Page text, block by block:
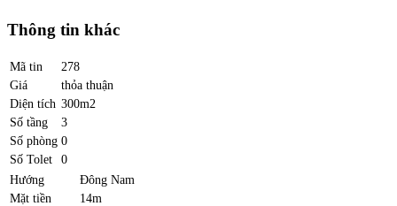
Thông tin khác
Mã tin
278
Giá
thỏa thuận
Diện tích 300m2
Số tầng
3
Số phòng 0
Số Tolet
0
Hướng
Đông Nam
Mặt tiền
14m